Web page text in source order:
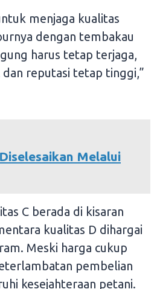
menjaga kualitas
dengan tembakau
harus tetap terjaga,
reputasi tetap tinggi,”
Melalui
C berada di kisaran
kualitas D dihargai
Meski harga cukup
pembelian
kesejahteraan petani.